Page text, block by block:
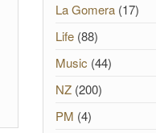
La Gomera(17)
Life(88)
Music (44)
NZ(200)
PM (4)